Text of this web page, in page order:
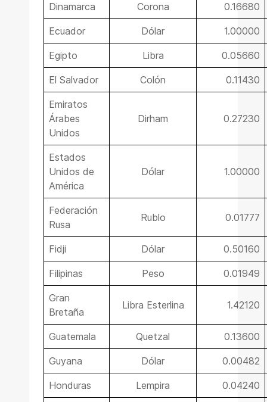
Dinamarca Corona 0.16680
Ecuador Dólar 1.00000
Egipto Libra 0.05660
El Salvador Colón 0.11430
Emiratos
Árabes
Unidos
Dirham 0.27230
Estados
Unidos de
América
Dólar 1.00000
Federación
Rusa
Rublo 0.01777
Fidji Dólar 0.50160
Filipinas Peso 0.01949
Gran
Bretaña
Libra Esterlina 1.42120
Guatemala Quetzal 0.13600
Guyana Dólar 0.00482
Honduras Lempira 0.04240